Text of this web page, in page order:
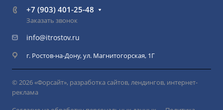
+7 (903) 401-25-48
Заказать звонок
info@itrostov.ru
г. Ростов-на-Дону, ул. Магнитогорская, 1Г
© 2026 «Форсайт», разработка сайтов, лендингов, интернет-
реклама